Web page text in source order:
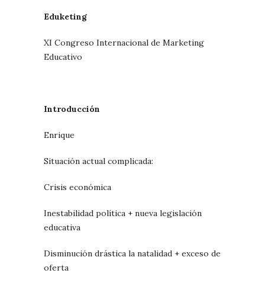
Eduketing
XI Congreso Internacional de Marketing
Educativo
Introducción
Enrique
Situación actual complicada:
Crisis económica
Inestabilidad política + nueva legislación
educativa
Disminución drástica la natalidad + exceso de
oferta